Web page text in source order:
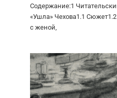
Содержание:1
«Ушла» Чехова1.1
с женой,